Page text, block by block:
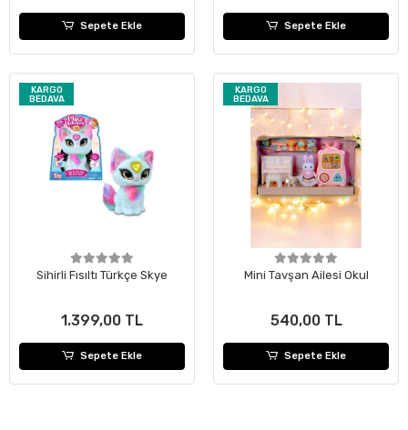
Sepete Ekle Sepete Ekle
KARGO
BEDAVA
Sihirli Fısıltı Türkçe Skye
1.399,00 TL
Sepete Ekle
KARGO
BEDAVA
Mini Tavşan Ailesi Okul
540,00 TL
Sepete Ekle